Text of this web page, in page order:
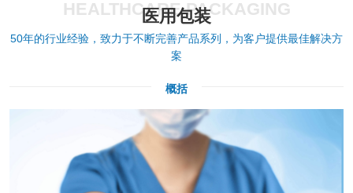
HEALTHCARE PACKAGING
医用包装
50年的行业经验，致力于不断完善产品系列，为客户提供最佳解决方
案
概括